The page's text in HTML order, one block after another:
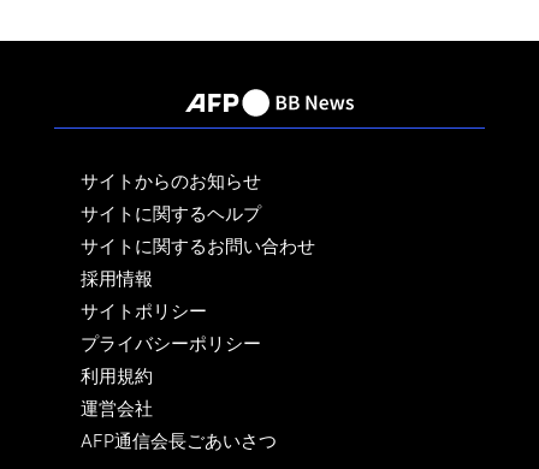
サイトからのお知らせ
サイトに関するヘルプ
サイトに関するお問い合わせ
採用情報
サイトポリシー
プライバシーポリシー
利用規約
運営会社
AFP通信会長ごあいさつ